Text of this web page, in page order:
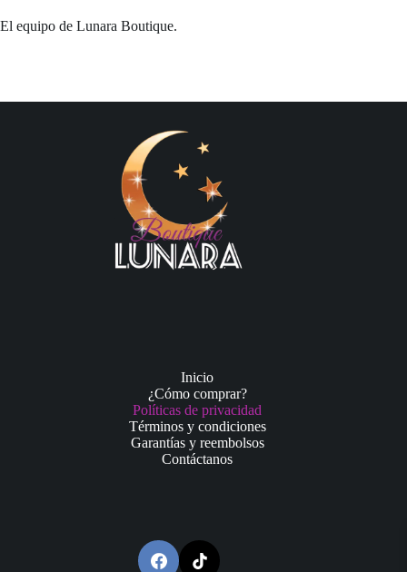
El equipo de Lunara Boutique.
Inicio
¿Cómo comprar?
Políticas de privacidad
Términos y condiciones
Garantías y reembolsos
Contáctanos